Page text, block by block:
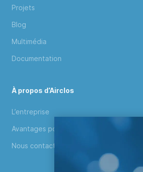
Projets
Blog
Multimédia
Documentation
À propos d’Airclos
L’entreprise
Avantages pour distributeurs
Nous contacter